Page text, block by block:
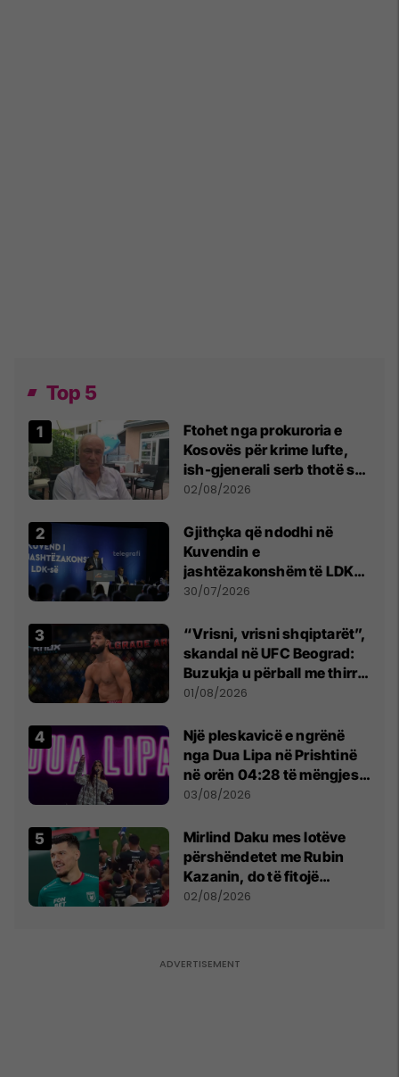
Top 5
Ftohet nga prokuroria e
Kosovës për krime lufte,
ish-gjenerali serb thotë se
dikush e tradhtoi në
02/08/2026
Gjithçka që ndodhi në
Kuvendin e
jashtëzakonshëm të LDK-
së
30/07/2026
“Vrisni, vrisni shqiptarët”,
skandal në UFC Beograd:
Buzukja u përball me thirrje
anti-shqiptare nga
01/08/2026
Një pleskavicë e ngrënë
nga Dua Lipa në Prishtinë
në orën 04:28 të mëngjesit
- dhe bota digjitale serbe
03/08/2026
Mirlind Daku mes lotëve
përshëndetet me Rubin
Kazanin, do të fitojë
miliona te Spartak Moska
02/08/2026